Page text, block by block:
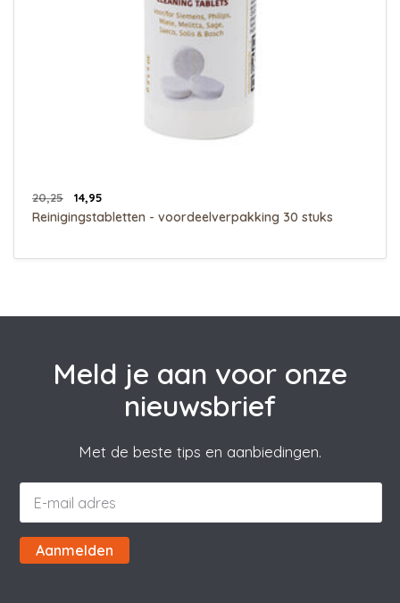
20,25 14,95
Reinigingstabletten - voordeelverpakking 30 stuks
Meld je aan voor onze
nieuwsbrief
Met de beste tips en aanbiedingen.
Aanmelden